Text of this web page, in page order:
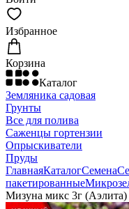
Избранное
Корзина
Каталог
Земляника садовая
Грунты
Все для полива
Саженцы гортензии
Опрыскиватели
Пруды
ГлавнаяКаталогСемена
пакетированные
Мизуна микс 3г (Аэлита)